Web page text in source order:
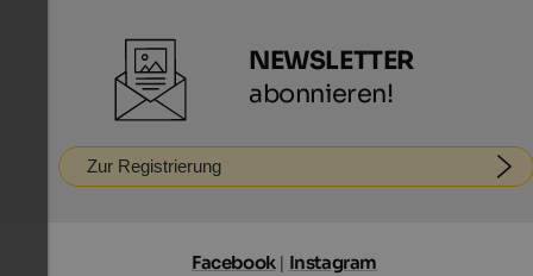
NEWSLETTER
abonnieren!
Zur Registrierung
Facebook| Instagram